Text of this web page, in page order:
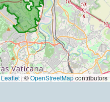
Leaflet|©OpenStreetMapcontributors